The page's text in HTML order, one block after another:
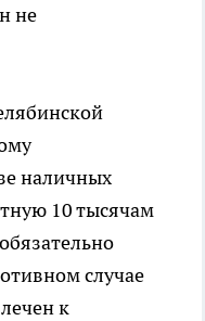
не
наличных
10 тысячам
случае
к